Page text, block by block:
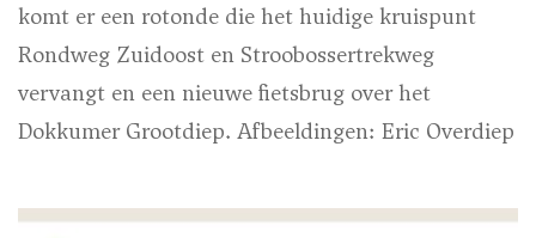
komt er een rotonde die het huidige kruispunt
Rondweg Zuidoost en Stroobossertrekweg
vervangt en een nieuwe fietsbrug over het
Dokkumer Grootdiep. Afbeeldingen: Eric Overdiep